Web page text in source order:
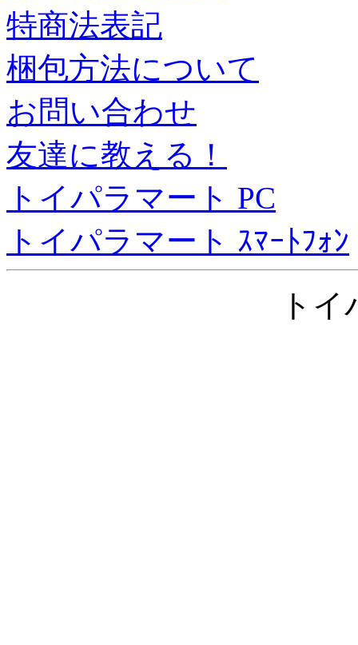
特商法表記
梱包方法について
お問い合わせ
友達に教える！
トイパラマート PC
トイパラマート ｽﾏｰﾄﾌｫﾝ
ト